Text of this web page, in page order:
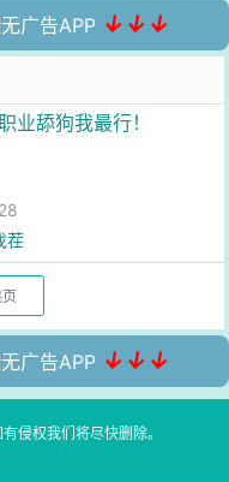
广告APP ↓↓↓
业舔狗我最行！
茬
广告APP ↓↓↓
侵权我们将尽快删除。